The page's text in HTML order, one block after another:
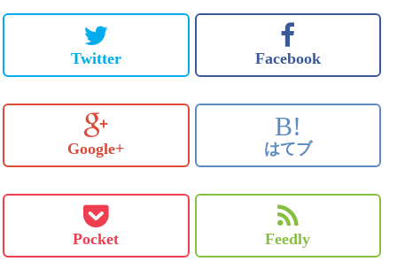
Twitter Facebook
Google+
B!
はてブ
Pocket Feedly